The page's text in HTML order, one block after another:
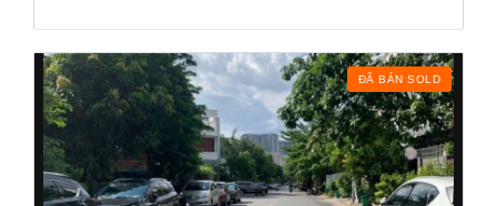
ĐÃ BÁN SOLD